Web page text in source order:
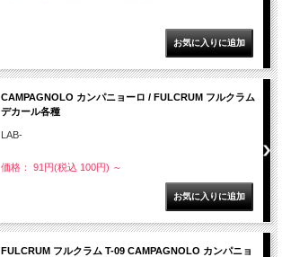
CAMPAGNOLO カンパニョーロ / FULCRUM フルクラム
デカール各種
LAB-
価格： 91円(税込 100円) ～
FULCRUM フルクラム T-09 CAMPAGNOLO カンパニョ